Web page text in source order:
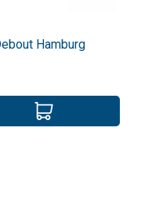
Hamburg